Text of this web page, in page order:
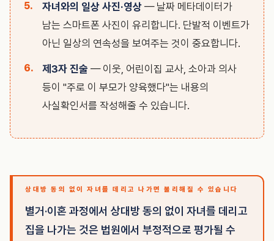
자녀와의 일상 사진·영상 — 날짜 메타데이터가
남는 스마트폰 사진이 유리합니다. 단발적 이벤트가
아닌 일상의 연속성을 보여주는 것이 중요합니다.
제3자 진술 — 이웃, 어린이집 교사, 소아과 의사
등이 "주로 이 부모가 양육했다"는 내용의
사실확인서를 작성해줄 수 있습니다.
상대방 동의 없이 자녀를 데리고 나가면 불리해질 수 있습니다
별거·이혼 과정에서 상대방 동의 없이 자녀를 데리고
집을 나가는 것은 법원에서 부정적으로 평가될 수